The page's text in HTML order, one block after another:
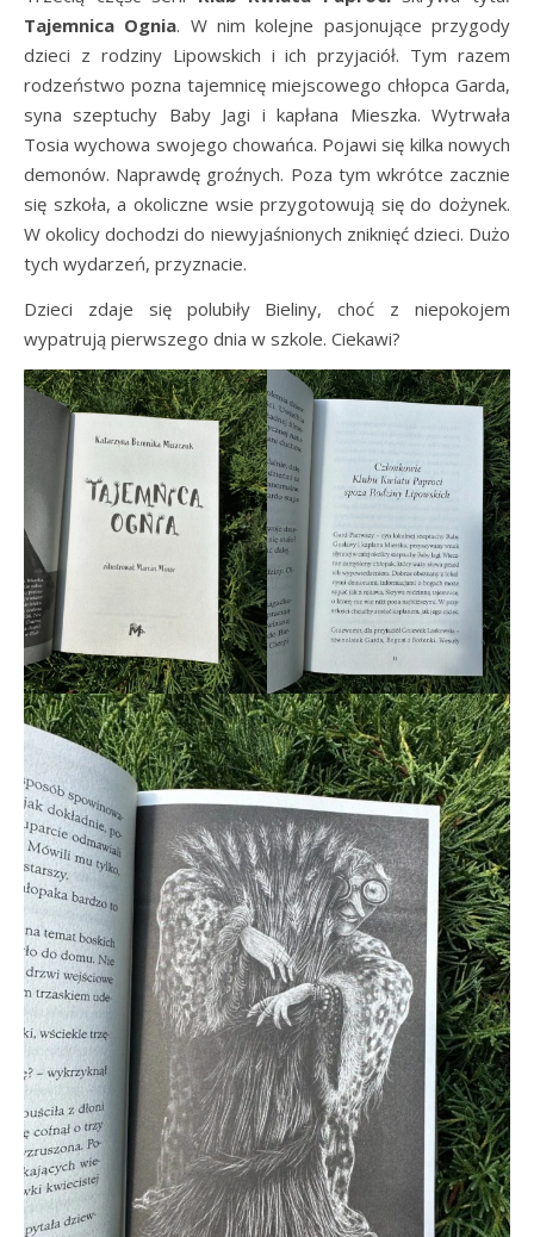
Tajemnica Ognia. W nim kolejne pasjonujące przygody
dzieci z rodziny Lipowskich i ich przyjaciół. Tym razem
rodzeństwo pozna tajemnicę miejscowego chłopca Garda,
syna szeptuchy Baby Jagi i kapłana Mieszka. Wytrwała
Tosia wychowa swojego chowańca. Pojawi się kilka nowych
demonów. Naprawdę groźnych. Poza tym wkrótce zacznie
się szkoła, a okoliczne wsie przygotowują się do dożynek.
W okolicy dochodzi do niewyjaśnionych zniknięć dzieci. Dużo
tych wydarzeń, przyznacie.
Dzieci zdaje się polubiły Bieliny, choć z niepokojem
wypatrują pierwszego dnia w szkole. Ciekawi?